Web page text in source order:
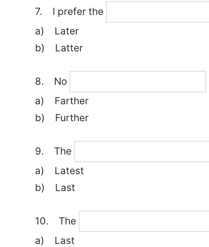
7. I prefer the
a) Later
b) Latter
8. No
a) Farther
b) Further
9. The
a) Latest
b) Last
10. The
a) Last